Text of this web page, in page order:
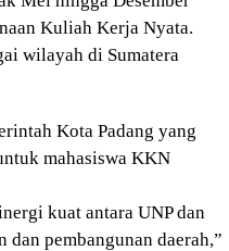
Kuliah Kerja Nyata.
wilayah di Sumatera
Kota Padang yang
mahasiswa KKN
kuat antara UNP dan
dan pembangunan daerah,”